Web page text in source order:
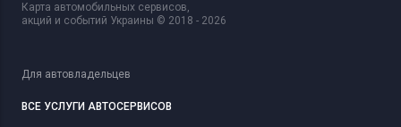
Карта автомобильных сервисов,
акций и событий Украины © 2018 - 2026
Для автовладельцев
ВСЕ УСЛУГИ АВТОСЕРВИСОВ